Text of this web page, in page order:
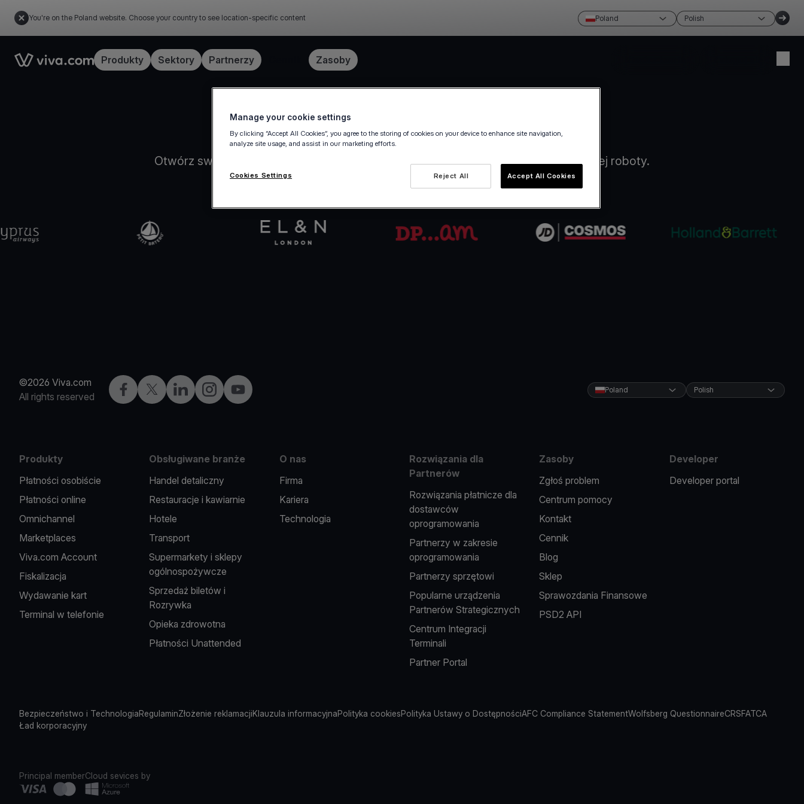
You're on the Poland website. Choose your country to see location-specific content Poland Polish
Link to the homepageProdukty Sektory Partnerzy Zasoby
Zacznij w kilka minut
Otwórz swoje konto Viva.com w kilku krokach — w pełni cyfrowo, zero papierkowej roboty.
©2026 Viva.com
All rights reserved
Facebook
X LinkedInInstagramYouTube Poland Polish
Produkty
Płatności osobiście
Płatności online
Omnichannel
Marketplaces
Viva.com Account
Fiskalizacja
Wydawanie kart
Terminal w telefonie
Obsługiwane branże
Handel detaliczny
Restauracje i kawiarnie
Hotele
Transport
Supermarkety i sklepy
ogólnospożywcze
Sprzedaż biletów i
Rozrywka
Opieka zdrowotna
Płatności Unattended
O nas
Firma
Kariera
Technologia
Rozwiązania dla
Partnerów
Rozwiązania płatnicze dla
dostawców
oprogramowania
Partnerzy w zakresie
oprogramowania
Partnerzy sprzętowi
Popularne urządzenia
Partnerów Strategicznych
Centrum Integracji
Terminali
Partner Portal
Zasoby
Zgłoś problem
Centrum pomocy
Kontakt
Cennik
Blog
Sklep
Sprawozdania Finansowe
PSD2 API
Developer
Developer portal
Bezpieczeństwo i TechnologiaRegulaminZłożenie reklamacjiKlauzula informacyjnaPolityka cookiesPolityka Ustawy o DostępnościAFC Compliance StatementWolfsberg QuestionnaireCRSFATCA
Ład korporacyjny
Principal memberCloud sevices by
Manage your cookie settings
By clicking “Accept All Cookies”, you agree to the storing of cookies on your device to enhance site navigation,
analyze site usage, and assist in our marketing efforts.
Reject All Accept All Cookies
Cookies Settings